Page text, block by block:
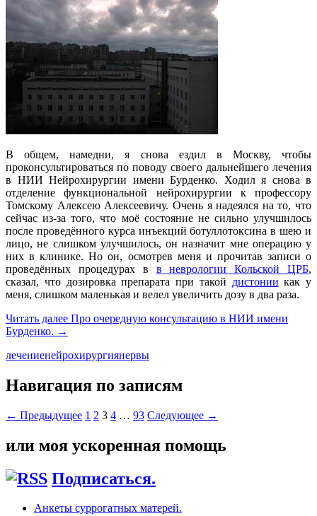
В общем, намедни, я снова ездил в Москву, чтобы
проконсультироваться по поводу своего дальнейшего лечения
в НИИ Нейрохирургии имени Бурденко. Ходил я снова в
отделение функциональной нейрохирургии к профессору
Томскому Алексею Алексеевичу. Очень я надеялся на то, что
сейчас из-за того, что моё состояние не сильно улучшилось
после проведённого курса инъекций ботуллотоксина в шею и
лицо, не слишком улучшилось, он назначит мне операцию у
них в клинике. Но он, осмотрев меня и прочитав записи о
проведённых процедурах в в неврологии Кольской ЦРБ,
сказал, что дозировка препарата при такой дистонии как у
меня, слишком маленькая и велел увеличить дозу в два раза.
Читать далее Про очередную консультацию в НИИ имени
Бурденко. →
лечениенейрохирургиянервы
Навигация по записям
← Предыдущее 1 2 3 4 … 93 Следующее →
или моя ускоренная помощь
Подписаться.
Анкеты суррогатных матерей.